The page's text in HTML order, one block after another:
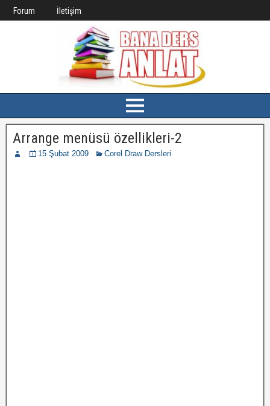
Forum İletişim
Arrange menüsü özellikleri-2
15 Şubat 2009 Corel Draw Dersleri